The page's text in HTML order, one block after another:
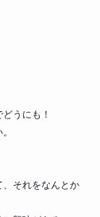
うにも！
それをなんとか